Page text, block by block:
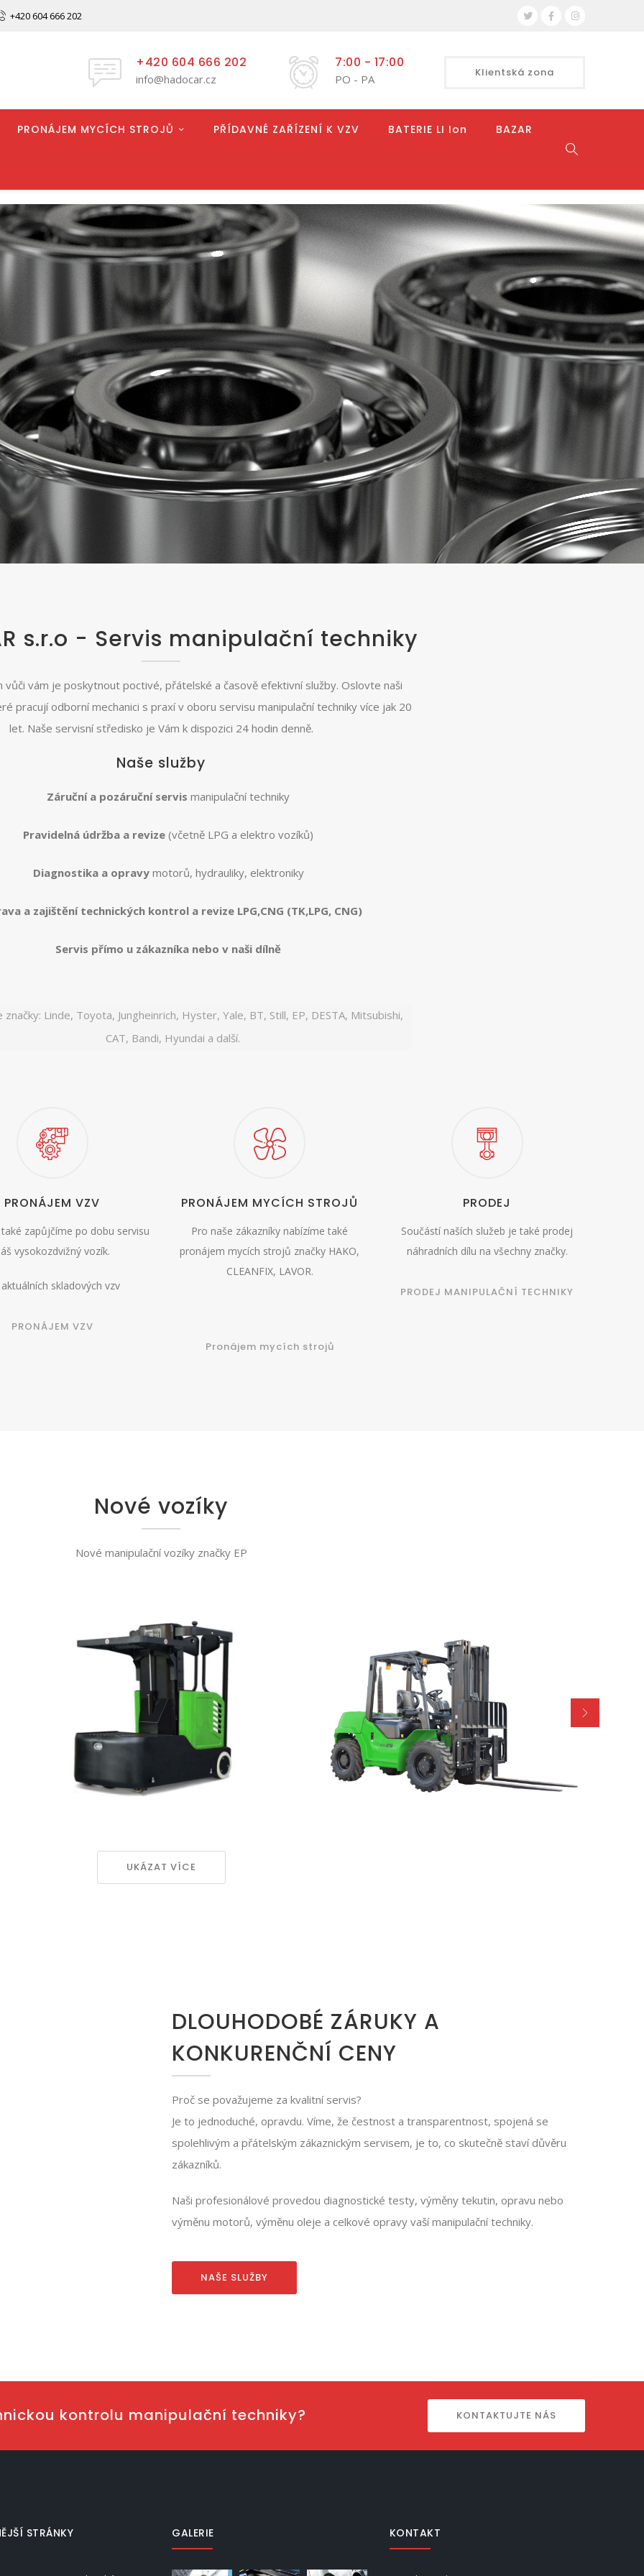
+420 604 666 202
Klientská zona
+420 604 666 202
info@hadocar.cz
7:00 - 17:00
PO - PA
PRONÁJEM MYCÍCH STROJŮ PŘÍDAVNÉ ZAŘÍZENÍ K VZV BATERIE LI Ion BAZAR
s.r.o - Servis manipulační techniky
vůči vám je poskytnout poctivé, přátelské a časově efektivní služby. Oslovte naši
pracují odborní mechanici s praxí v oboru servisu manipulační techniky více jak 20
let. Naše servisní středisko je Vám k dispozici 24 hodin denně.
Naše služby
Záruční a pozáruční servis manipulační techniky
Pravidelná údržba a revize (včetně LPG a elektro vozíků)
Diagnostika a opravymotorů, hydrauliky, elektroniky
a zajištění technických kontrol a revize LPG,CNG (TK,LPG, CNG)
Servis přímo u zákazníka nebo v naši dílně
značky: Linde, Toyota, Jungheinrich, Hyster, Yale, BT, Still, EP, DESTA, Mitsubishi,
CAT, Bandi, Hyundai a další.
PRONÁJEM VZV
také zapůjčíme po dobu servisu
vysokozdvižný vozík.
skladových vzv
PRONÁJEM VZV
PRONÁJEM MYCÍCH STROJŮ
Pro naše zákazníky nabízíme také
pronájem mycích strojů značky HAKO,
CLEANFIX, LAVOR.
Pronájem mycích strojů
PRODEJ
Součástí naších služeb je také prodej
náhradních dílu na všechny značky.
PRODEJ MANIPULAČNÍ TECHNIKY
Nové vozíky
Nové manipulační vozíky značky EP
UKÁZAT VÍCE
DLOUHODOBÉ ZÁRUKY A
KONKURENČNÍ CENY
Proč se považujeme za kvalitní servis?
Je to jednoduché, opravdu. Víme, že čestnost a transparentnost, spojená se
spolehlivým a přátelským zákaznickým servisem, je to, co skutečně staví důvěru
zákazníků.
Naši profesionálové provedou diagnostické testy, výměny tekutin, opravu nebo
výměnu motorů, výměnu oleje a celkové opravy vaší manipulační techniky.
NAŠE SLUŽBY
kontrolu manipulační techniky? KONTAKTUJTE NÁS
STRÁNKY GALERIE KONTAKT